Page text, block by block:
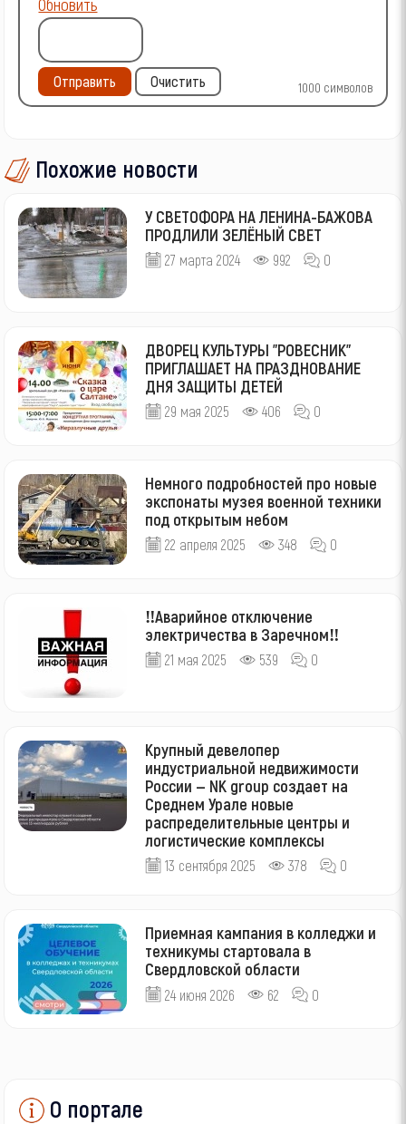
1000 символов
Отправить Очистить
Похожие новости
У СВЕТОФОРА НА ЛЕНИНА-БАЖОВА
ПРОДЛИЛИ ЗЕЛЁНЫЙ СВЕТ
27 марта 2024 992 0
ДВОРЕЦ КУЛЬТУРЫ "РОВЕСНИК"
ПРИГЛАШАЕТ НА ПРАЗДНОВАНИЕ
ДНЯ ЗАЩИТЫ ДЕТЕЙ
29 мая 2025 406 0
Немного подробностей про новые
экспонаты музея военной техники
под открытым небом
22 апреля 2025 348 0
‼Аварийное отключение
электричества в Заречном‼
21 мая 2025 539 0
Крупный девелопер
индустриальной недвижимости
России — NK group создает на
Среднем Урале новые
распределительные центры и
логистические комплексы
13 сентября 2025 378 0
Приемная кампания в колледжи и
техникумы стартовала в
Свердловской области
24 июня 2026 62 0
О портале